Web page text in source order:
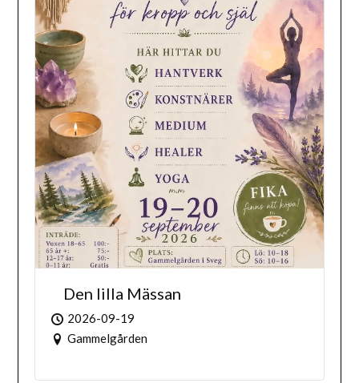
Den lilla Mässan
2026-09-19
Gammelgården